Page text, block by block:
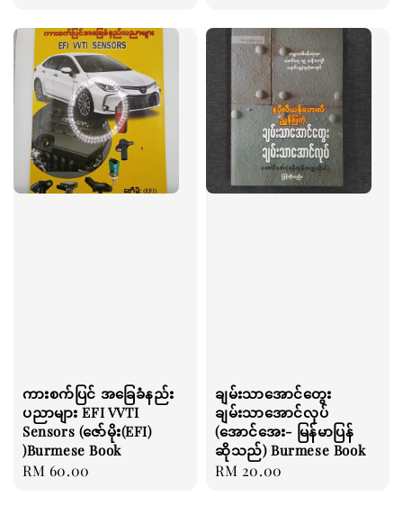
ကားစက်ပြင် အခြေခံနည်း
ပညာများ EFI VVTI
Sensors (ဇော်မိုး(EFI)
)Burmese Book
Regular
RM 60.00
ချမ်းသာအောင်တွေး
ချမ်းသာအောင်လုပ်
(အောင်အေး- မြန်မာပြန်
ဆိုသည်) Burmese Book
Regular
RM 20.00